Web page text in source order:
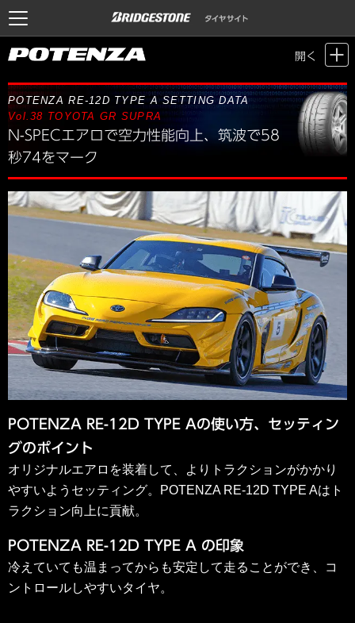
開く
Motor Sports / Time Attack > POTENZA SETTING DATA
> Vol.38 TOYOTA
POTENZA RE-12D TYPE A SETTING DATA
Vol.38 TOYOTA GR SUPRA
N-SPECエアロで空力性能向上、筑波で58
秒74をマーク
POTENZA RE-12D TYPE Aの使い方、セッティン
グのポイント
オリジナルエアロを装着して、よりトラクションがかかり
やすいようセッティング。POTENZA RE-12D TYPE Aはト
ラクション向上に貢献。
POTENZA RE-12D TYPE A の印象
冷えていても温まってからも安定して走ることができ、コ
ントロールしやすいタイヤ。